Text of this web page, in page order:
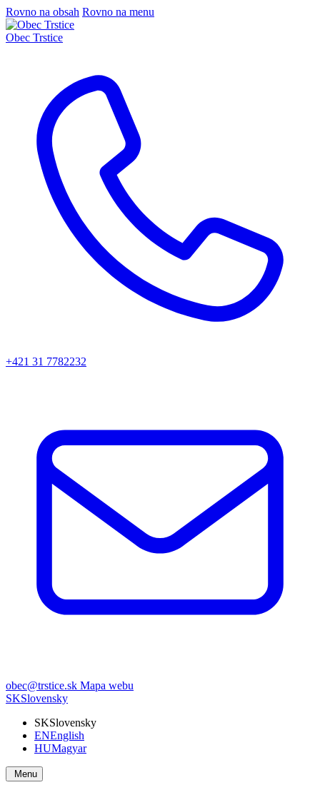
Rovno na obsah Rovno na menu
Obec Trstice
+421 31 7782232
obec@trstice.sk Mapa webu
SKSlovensky
SKSlovensky
ENEnglish
HUMagyar
Menu